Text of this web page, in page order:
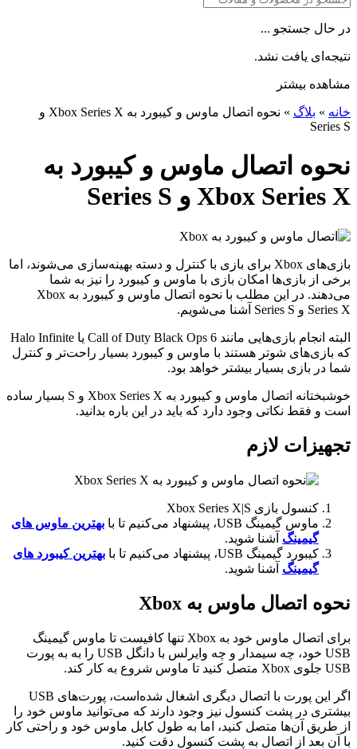
در حال جستجو ...
نتیجه‌ای یافت نشد.
مشاهده بیشتر
خانه » بلاگ »
نحوه اتصال ماوس و کیبورد به Xbox Series X و
Series S
نحوه اتصال ماوس و کیبورد به
Xbox Series X و Series S
بازی‌های Xbox برای بازی با کنترل و دسته بهینه‌سازی می‌شوند، اما
برخی از بازی‌ها امکان بازی با ماوس و کیبورد را نیز به شما
می‌دهند. در این مطلب با نحوه اتصال ماوس و کیبورد به Xbox
Series X و Series S آشنا می‌شویم.
البته انجام بازی‌هایی مانند Call of Duty Black Ops 6 یا Halo Infinite
که بازی‌های شوتر هستند با ماوس و کیبورد بسیار راحت‌تر و کنترل
شما در بازی بسیار بیشتر خواهد بود.
خوشبختانه اتصال ماوس و کیبورد به Xbox Series X و S بسیار ساده
است و فقط نکاتی وجود دارد که باید در این باره بدانید.
تجهیزات لازم
کنسول بازی Xbox Series X|S
ماوس گیمینگ USB، پیشنهاد می‌کنیم تا با
بهترین ماوس های
گیمینگ آشنا شوید.
کیبورد گیمینگ USB، پیشنهاد می‌کنیم تا با
بهترین کیبورد های
گیمینگ آشنا شوید.
نحوه اتصال ماوس به Xbox
برای اتصال ماوس خود به Xbox تنها کافیست تا ماوس گیمینگ
USB خود، چه سیمدار و چه وایرلس با دانگل USB را به به پورت
USB جلوی Xbox متصل کنید تا ماوس شروع به کار کند.
اگر این پورت با اتصال دیگری اشغال شده‌است، پورت‌های USB
بیشتری در پشت کنسول نیز وجود دارند که می‌توانید ماوس خود را
از طریق آن‌ها متصل کنید، اما به طول کابل ماوس خود و راحتی کار
با آن بعد از اتصال به پشت کنسول دقت کنید.